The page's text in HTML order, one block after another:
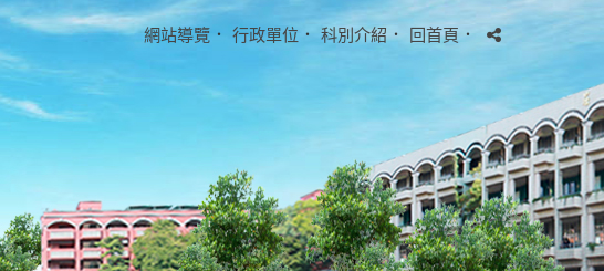
網站導覽 ． 行政單位 ． 科別介紹． 回首頁．